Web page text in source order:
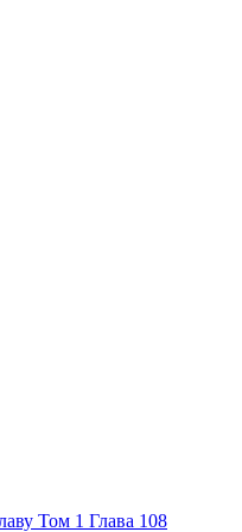
Том 1 Глава 108